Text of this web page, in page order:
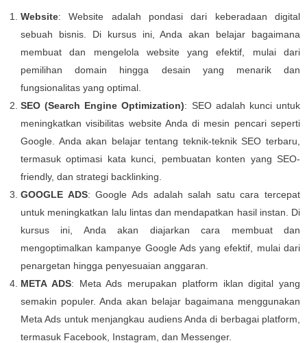
Website: Website adalah pondasi dari keberadaan digital
sebuah bisnis. Di kursus ini, Anda akan belajar bagaimana
membuat dan mengelola website yang efektif, mulai dari
pemilihan domain hingga desain yang menarik dan
fungsionalitas yang optimal.
SEO (Search Engine Optimization): SEO adalah kunci untuk
meningkatkan visibilitas website Anda di mesin pencari seperti
Google. Anda akan belajar tentang teknik-teknik SEO terbaru,
termasuk optimasi kata kunci, pembuatan konten yang SEO-
friendly, dan strategi backlinking.
GOOGLE ADS: Google Ads adalah salah satu cara tercepat
untuk meningkatkan lalu lintas dan mendapatkan hasil instan. Di
kursus ini, Anda akan diajarkan cara membuat dan
mengoptimalkan kampanye Google Ads yang efektif, mulai dari
penargetan hingga penyesuaian anggaran.
META ADS: Meta Ads merupakan platform iklan digital yang
semakin populer. Anda akan belajar bagaimana menggunakan
Meta Ads untuk menjangkau audiens Anda di berbagai platform,
termasuk Facebook, Instagram, dan Messenger.